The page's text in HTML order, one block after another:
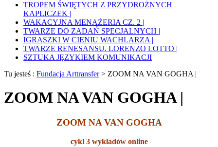
TROPEM ŚWIĘTYCH Z PRZYDROŻNYCH
KAPLICZEK |
WAKACYJNA MENAŻERIA CZ. 2 |
TWARZE DO ZADAŃ SPECJALNYCH |
IGRASZKI W CIENIU WACHLARZA |
TWARZE RENESANSU. LORENZO LOTTO |
SZTUKA JĘZYKIEM KOMUNIKACJI
Tu jesteś : Fundacja Arttransfer> ZOOM NA VAN GOGHA |
ZOOM NA VAN GOGHA |
ZOOM NA VAN GOGHA
cykl 3 wykładów online